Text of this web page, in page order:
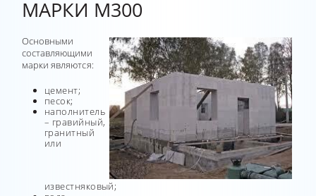
МАРКИ М300
Основными
составляющими
марки являются:
цемент;
песок;
наполнитель
– гравийный,
гранитный
или
известняковый;